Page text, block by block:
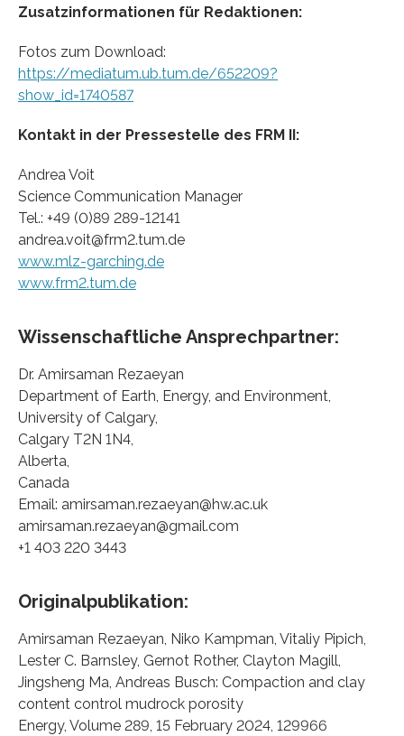
Zusatzinformationen für Redaktionen:
Fotos zum Download:
https://mediatum.ub.tum.de/652209?
show_id=1740587
Kontakt in der Pressestelle des FRM II:
Andrea Voit
Science Communication Manager
Tel.: +49 (0)89 289-12141
andrea.voit@frm2.tum.de
www.mlz-garching.de
www.frm2.tum.de
Wissenschaftliche Ansprechpartner:
Dr. Amirsaman Rezaeyan
Department of Earth, Energy, and Environment,
University of Calgary,
Calgary T2N 1N4,
Alberta,
Canada
Email: amirsaman.rezaeyan@hw.ac.uk
amirsaman.rezaeyan@gmail.com
+1 403 220 3443
Originalpublikation:
Amirsaman Rezaeyan, Niko Kampman, Vitaliy Pipich,
Lester C. Barnsley, Gernot Rother, Clayton Magill,
Jingsheng Ma, Andreas Busch: Compaction and clay
content control mudrock porosity
Energy, Volume 289, 15 February 2024, 129966